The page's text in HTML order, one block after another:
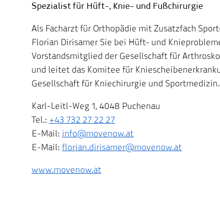
Spezialist für Hüft-, Knie- und Fußchirurgie
Als Facharzt für Orthopädie mit Zusatzfach
Florian Dirisamer Sie bei Hüft- und
Vorstandsmitglied der Gesellschaft für
und leitet das Komitee für
Gesellschaft für Kniechirurgie und Sportmedizin.
Karl-Leitl-Weg 1, 4048 Puchenau
Tel.: +43 732 27 22 27
E-Mail: info@movenow.at
E-Mail: florian.dirisamer@movenow.at
www.movenow.at